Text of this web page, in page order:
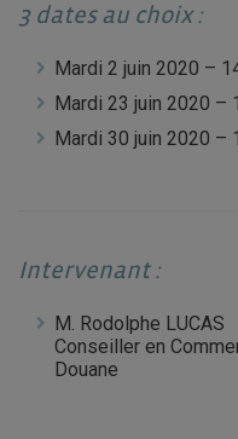
3 dates au choix :
Mardi 2 juin 2020 –
Mardi 23 juin 2020 –
Mardi 30 juin 2020 –
Intervenant :
M. Rodolphe LUCAS
Conseiller en
Douane